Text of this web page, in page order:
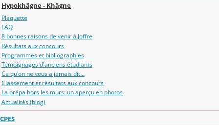
Hypokhâgne - Khâgne
Plaquette
FAQ
8 bonnes raisons de venir à Joffre
Résultats aux concours
Programmes et bibliographies
Témoignages d'anciens étudiants
Ce qu'on ne vous a jamais dit...
Classement et résultats aux concours
La prépa hors les murs: un aperçu en photos
Actualités (blog)
CPES